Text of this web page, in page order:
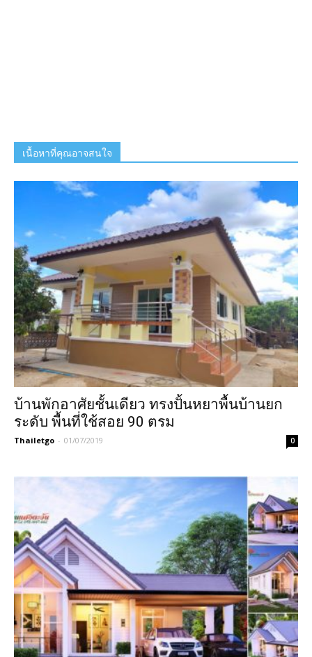
เนื้อหาที่คุณอาจสนใจ
บ้านพักอาศัยชั้นเดียว ทรงปั้นหยาพื้นบ้านยก
ระดับ พื้นที่ใช้สอย 90 ตรม
Thailetgo - 01/07/2019 0